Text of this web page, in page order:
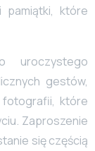
które
uroczystego
gestów,
fotografii, które
Zaproszenie
się częścią